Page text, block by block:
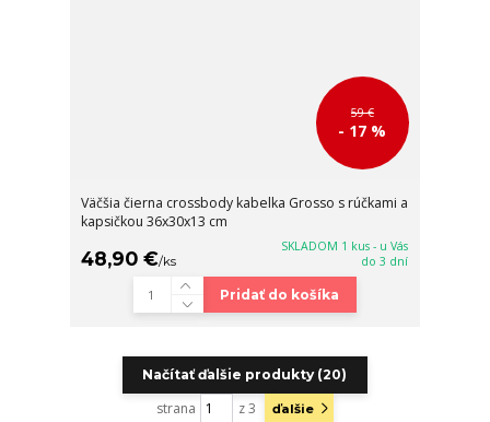
59 €
- 17 %
Väčšia čierna crossbody kabelka Grosso s rúčkami a
kapsičkou 36x30x13 cm
48,90 €/ks
SKLADOM 1 kus - u Vás
do 3 dní
Pridať do košíka
Načítať ďalšie produkty (20)
strana z 3 ďalšie